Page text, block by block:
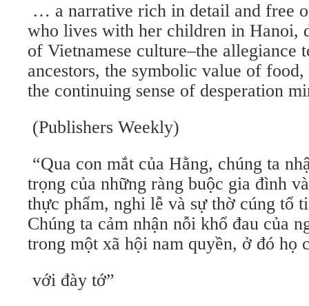
… a narrative rich in detail and free
who lives with her children in Hanoi,
of Vietnamese culture–the allegiance
ancestors, the symbolic value of
the continuing sense of desperation
(Publishers Weekly)
“Qua con mắt của Hằng, chúng ta
trọng của những ràng buộc gia đình
thực phẩm, nghi lễ và sự thờ cúng tổ
Chúng ta cảm nhận nỗi khổ đau của
trong một xã hội nam quyền, ở đó họ
với đày tớ”